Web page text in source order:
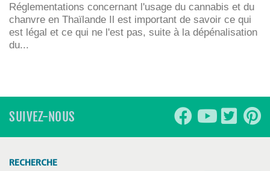
Réglementations concernant l'usage du cannabis et du
chanvre en Thaïlande Il est important de savoir ce qui
est légal et ce qui ne l'est pas, suite à la dépénalisation
du...
SUIVEZ-NOUS
RECHERCHE